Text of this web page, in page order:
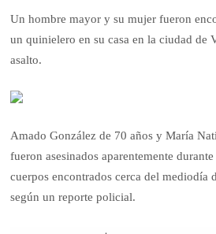
Un hombre mayor y su mujer fueron
un quinielero en su casa en la ciudad de
asalto.
Amado González de 70 años y María
fueron asesinados aparentemente
cuerpos encontrados cerca del mediodía
según un reporte policial.